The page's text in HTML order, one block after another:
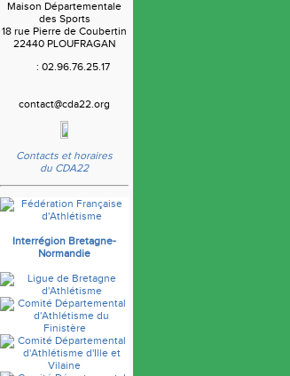
Maison Départementale
des Sports
18 rue Pierre de Coubertin
22440 PLOUFRAGAN
: 02.96.76.25.17
contact@cda22.org
Contacts et horaires
du CDA22
Interrégion Bretagne-
Normandie